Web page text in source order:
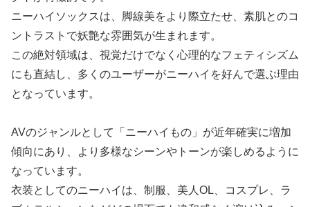
ニーハイソックスは、脚線美をより際立たせ、素肌とのコ
ントラストで妖艶な雰囲気が生まれます。
この絶対領域は、視覚だけでなく心理的なフェティシズム
にも直結し、多くのユーザーがニーハイを好んで選ぶ理由
となっています。
AVのジャンルとして「ニーハイもの」が近年確実に増加
傾向にあり、より多様なシーンやトーンが楽しめるように
なっています。
衣装としてのニーハイは、制服、美人OL、コスプレ、ラ